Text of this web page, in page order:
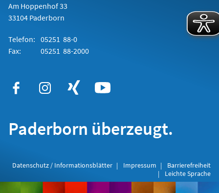
Am Hoppenhof 33
33104 Paderborn
Telefon: 05251 88-0
Fax:
05251 88-2000
Paderborn überzeugt.
Datenschutz / Informationsblätter Impressum
Barrierefreiheit
Leichte Sprache